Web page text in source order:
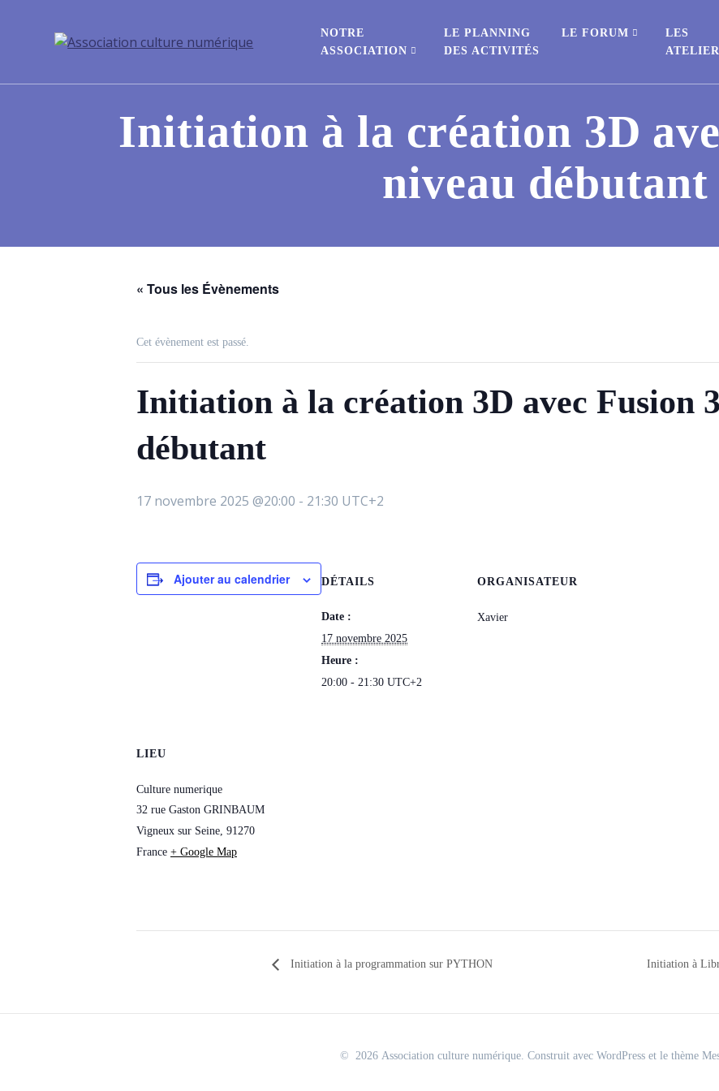
NOTRE
ASSOCIATION
LE PLANNING
DES ACTIVITÉS
LE FORUM
LES
Initiation à la création 3D
niveau débutant
« Tous les Évènements
Cet évènement est passé.
Initiation à la création 3D avec Fusion
débutant
17 novembre 2025 @20:00 - 21:30 UTC+2
Ajouter au calendrier DÉTAILS
Date :
17 novembre 2025
Heure :
20:00 - 21:30 UTC+2
ORGANISATEUR
Xavier
LIEU
Culture numerique
32 rue Gaston GRINBAUM
Vigneux sur Seine 91270
France + Google Map
Initiation à la programmation sur PYTHON Initiation à
© 2026 Association culture numérique. Construit avec WordPress et le thème